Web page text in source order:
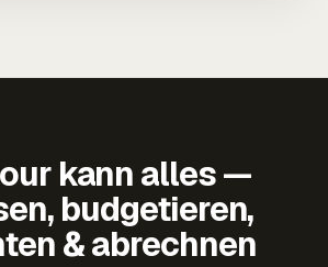
kann alles —
budgetieren,
& abrechnen